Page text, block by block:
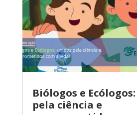
Biólogos e
pela ciência e